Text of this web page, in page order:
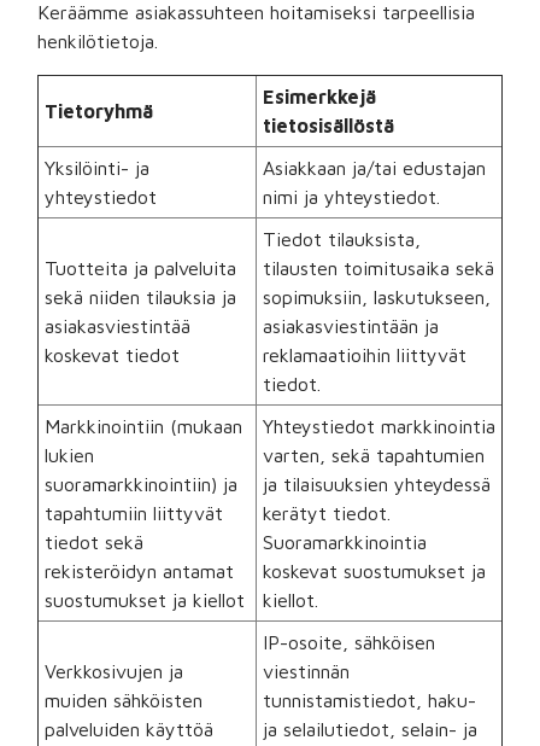
Keräämme asiakassuhteen hoitamiseksi tarpeellisia
henkilötietoja.
Tietoryhmä
Esimerkkejä
tietosisällöstä
Yksilöinti- ja
yhteystiedot
Asiakkaan ja/tai edustajan
nimi ja yhteystiedot.
Tuotteita ja palveluita
sekä niiden tilauksia ja
asiakasviestintää
koskevat tiedot
Tiedot tilauksista,
tilausten toimitusaika sekä
sopimuksiin, laskutukseen,
asiakasviestintään ja
reklamaatioihin liittyvät
tiedot.
Markkinointiin (mukaan
lukien
suoramarkkinointiin) ja
tapahtumiin liittyvät
tiedot sekä
rekisteröidyn antamat
suostumukset ja kiellot
Yhteystiedot markkinointia
varten, sekä tapahtumien
ja tilaisuuksien yhteydessä
kerätyt tiedot.
Suoramarkkinointia
koskevat suostumukset ja
kiellot.
Verkkosivujen ja
muiden sähköisten
palveluiden käyttöä
IP-osoite, sähköisen
viestinnän
tunnistamistiedot, haku-
ja selailutiedot, selain- ja